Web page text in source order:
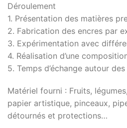
Déroulement
1. Présentation des matières
2. Fabrication des encres par
3. Expérimentation avec
4. Réalisation d’une
5. Temps d’échange autour
Matériel fourni : Fruits,
papier artistique, pinceaux,
détournés et protections…